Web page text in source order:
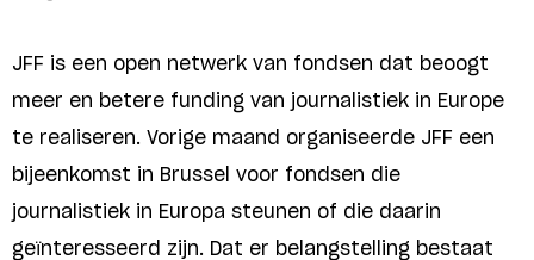
JFF is een open netwerk van fondsen dat beoogt
meer en betere funding van journalistiek in Europe
te realiseren. Vorige maand organiseerde JFF een
bijeenkomst in Brussel voor fondsen die
journalistiek in Europa steunen of die daarin
geïnteresseerd zijn. Dat er belangstelling bestaat